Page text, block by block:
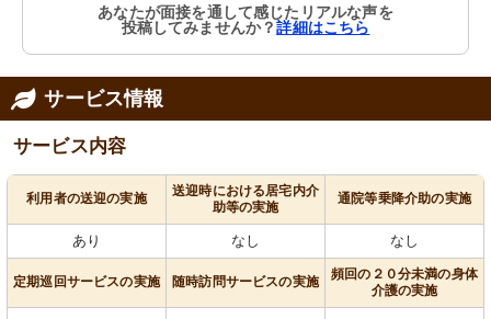
あなたが面接を通して感じたリアルな声を
投稿してみませんか？詳細はこちら
サービス情報
サービス内容
利用者の送迎の実施
送迎時における居宅内介
助等の実施
通院等乗降介助の実施
あり なし なし
定期巡回サービスの実施 随時訪問サービスの実施
頻回の２０分未満の身体
介護の実施